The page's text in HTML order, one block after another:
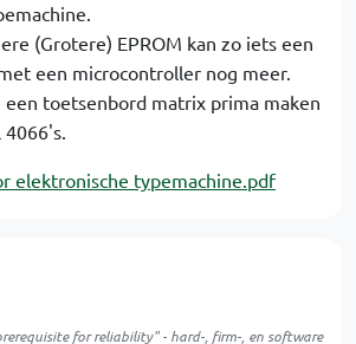
(Grotere) EPROM kan zo iets een
een microcontroller nog meer.
een toetsenbord matrix prima maken
elektronische typemachine.pdf
for reliability" - hard-, firm-, en software